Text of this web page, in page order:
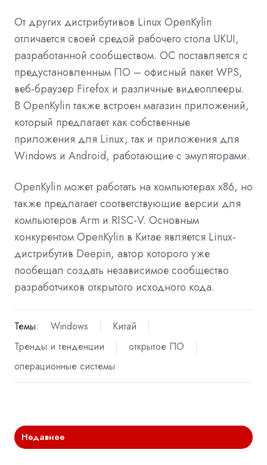
От других дистрибутивов Linux OpenKylin
отличается своей средой рабочего стола UKUI,
разработанной сообществом. ОС поставляется с
предустановленным ПО – офисный пакет WPS,
веб-браузер Firefox и различные видеоплееры.
В OpenKylin также встроен магазин приложений,
который предлагает как собственные
приложения для Linux, так и приложения для
Windows и Android, работающие с эмуляторами.
OpenKylin может работать на компьютерах x86, но
также предлагает соответствующие версии для
компьютеров Arm и RISC-V. Основным
конкурентом OpenKylin в Китае является Linux-
дистрибутив Deepin, автор которого уже
пообещал создать независимое сообщество
разработчиков открытого исходного кода.
Темы: Windows
Китай
Тренды и тенденции
открытое ПО
операционные системы
Недавнее